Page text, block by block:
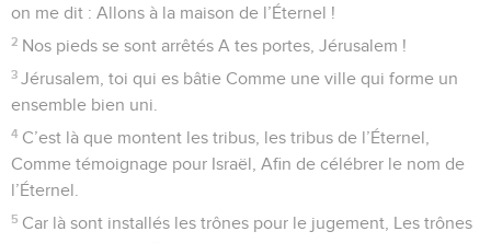
on me dit : Allons à la maison de l’Éternel !
2 Nos pieds se sont arrêtés A tes portes, Jérusalem !
3 Jérusalem, toi qui es bâtie Comme une ville qui forme un
ensemble bien uni.
4 C’est là que montent les tribus, les tribus de l’Éternel,
Comme témoignage pour Israël, Afin de célébrer le nom de
l’Éternel.
5 Car là sont installés les trônes pour le jugement, Les trônes